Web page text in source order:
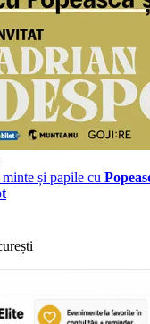
și papile cu